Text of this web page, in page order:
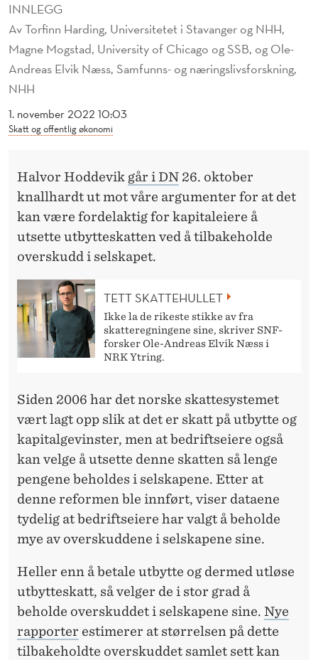
L
B
A
K
E
INNLEGG
AvTorfinn Harding, Universitetet i Stavanger og NHH,
Magne Mogstad, University of Chicago og SSB, og Ole-
Andreas Elvik Næss, Samfunns- og næringslivsforskning,
NHH
1. november 2022 10:03
Skatt og offentlig økonomi
Halvor Hoddevik går i DN 26. oktober
knallhardt ut mot våre argumenter for at det
kan være fordelaktig for kapitaleiere å
utsette utbytteskatten ved å tilbakeholde
overskudd i selskapet.
TETT SKATTEHULLET
Ikke la de rikeste stikke av fra
skatteregningene sine, skriver SNF-
forsker Ole-Andreas Elvik Næss i
NRK Ytring.
Siden 2006 har det norske skattesystemet
vært lagt opp slik at det er skatt på utbytte og
kapitalgevinster, men at bedriftseiere også
kan velge å utsette denne skatten så lenge
pengene beholdes i selskapene. Etter at
denne reformen ble innført, viser dataene
tydelig at bedriftseiere har valgt å beholde
mye av overskuddene i selskapene sine.
Heller enn å betale utbytte og dermed utløse
utbytteskatt, så velger de i stor grad å
beholde overskuddet i selskapene sine. Nye
rapporter estimerer at størrelsen på dette
tilbakeholdte overskuddet samlet sett kan